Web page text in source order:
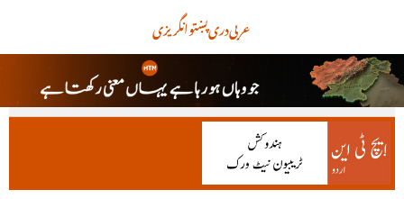
انگریزیپښتودریعربی